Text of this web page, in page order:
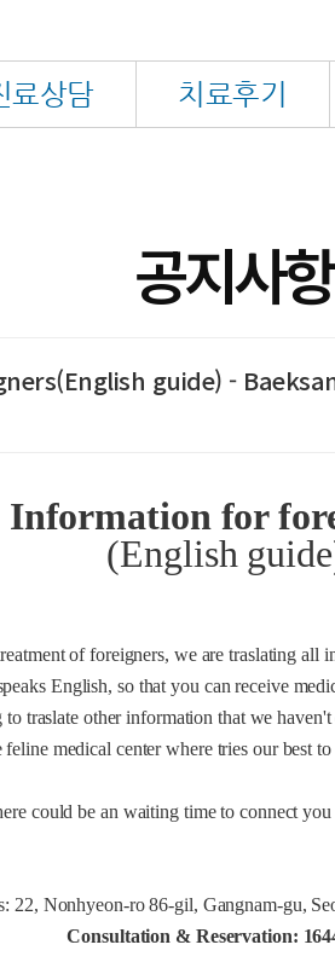
료상담 치료후기
공지사항
guide) -
Information for
(English
of foreigners, we are traslating all
English, so that you can receive
traslate other information that we haven't
medical center where tries our best
could be an waiting time to connect
22, Nonhyeon-ro 86-gil, Gangnam-gu,
Consultation & Reservation: